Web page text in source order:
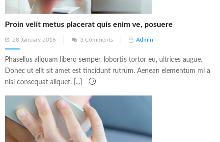
Proin velit metus placerat quis enim ve, posuere
Posted
on
28 January 2016 3 Comments Admin
Phasellus aliquam libero semper, lobortis tortor eu, ultrices augue.
Donec ut elit sit amet est tincidunt rutrum. Aenean elementum mi a
nisi consequat aliquet. [...]